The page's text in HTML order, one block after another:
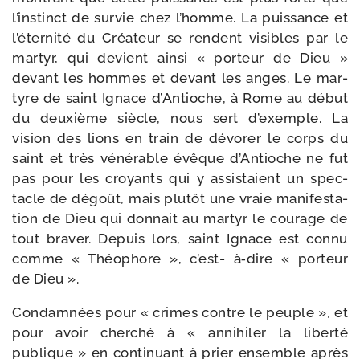
l’ins­tinct de sur­vie chez l’homme. La puis­sance et
l’é­ter­ni­té du Créateur se rendent visibles par le
mar­tyr, qui devient ain­si « por­teur de Dieu »
devant les hommes et devant les anges. Le mar­
tyre de saint Ignace d’Antioche, à Rome au début
du deuxième siècle, nous sert d’exemple. La
vision des lions en train de dévo­rer le corps du
saint et très véné­rable évêque d’Antioche ne fut
pas pour les croyants qui y assis­taient un spec­
tacle de dégoût, mais plu­tôt une vraie mani­fes­ta­
tion de Dieu qui don­nait au mar­tyr le cou­rage de
tout bra­ver. Depuis lors, saint Ignace est connu
comme « Théophore », c’est- à‑dire « por­teur
de Dieu ».
Condamnées pour « crimes contre le peuple », et
pour avoir cher­ché à « anni­hi­ler la liber­té
publique » en conti­nuant à prier ensemble après